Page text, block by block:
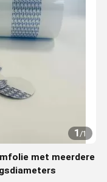
1/1
met meerdere